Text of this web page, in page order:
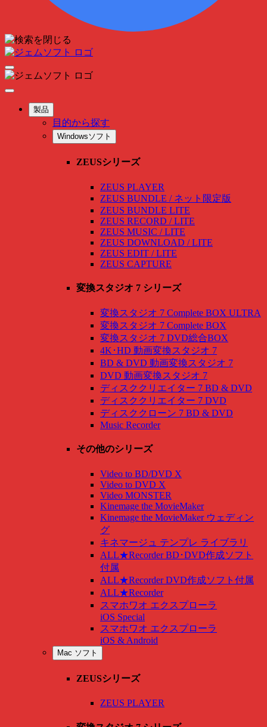
製品
目的から探す
Windowsソフト
ZEUSシリーズ
ZEUS PLAYER
ZEUS BUNDLE / ネット限定版
ZEUS BUNDLE LITE
ZEUS RECORD / LITE
ZEUS MUSIC / LITE
ZEUS DOWNLOAD / LITE
ZEUS EDIT / LITE
ZEUS CAPTURE
変換スタジオ 7 シリーズ
変換スタジオ 7 Complete BOX ULTRA
変換スタジオ 7 Complete BOX
変換スタジオ 7 DVD総合BOX
4K･HD 動画変換スタジオ 7
BD & DVD 動画変換スタジオ 7
DVD 動画変換スタジオ 7
ディスククリエイター 7 BD & DVD
ディスククリエイター 7 DVD
ディスククローン 7 BD & DVD
Music Recorder
その他のシリーズ
Video to BD/DVD X
Video to DVD X
Video MONSTER
Kinemage the MovieMaker
Kinemage the MovieMaker ウェディン
グ
キネマージュ テンプレ ライブラリ
ALL★Recorder BD･DVD作成ソフト
付属
ALL★Recorder DVD作成ソフト付属
ALL★Recorder
スマホワオ エクスプローラ
iOS Special
スマホワオ エクスプローラ
iOS & Android
Mac ソフト
ZEUSシリーズ
ZEUS PLAYER